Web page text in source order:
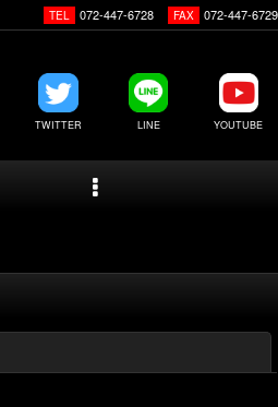
TEL 072-447-6728 FAX 072-447-6729
TWITTER LINE YOUTUBE